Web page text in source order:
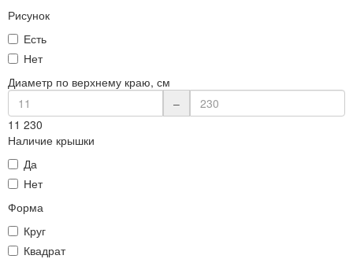
Рисунок
Есть
Нет
Диаметр по верхнему краю, см
–
11 230
Наличие крышки
Да
Нет
Форма
Круг
Квадрат